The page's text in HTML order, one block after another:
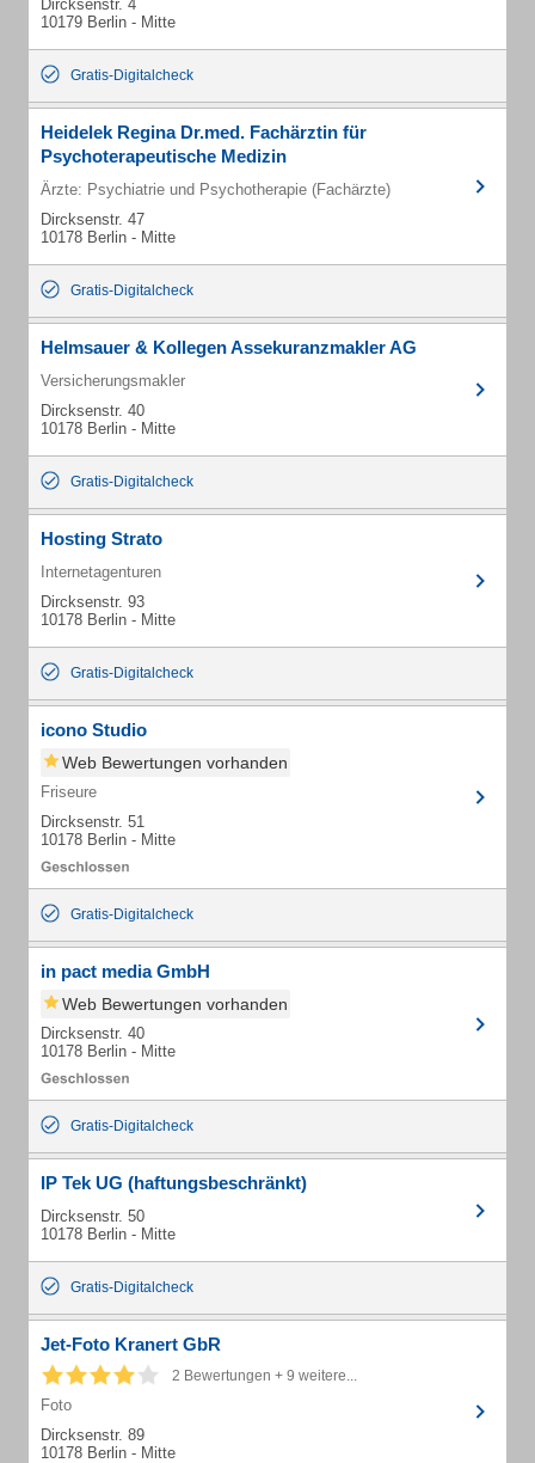
Dircksenstr. 4
10179 Berlin - Mitte
Gratis-Digitalcheck
Heidelek Regina Dr.med. Fachärztin für
Psychoterapeutische Medizin
Ärzte: Psychiatrie und Psychotherapie (Fachärzte)
Dircksenstr. 47
10178 Berlin - Mitte
Gratis-Digitalcheck
Helmsauer & Kollegen Assekuranzmakler AG
Versicherungsmakler
Dircksenstr. 40
10178 Berlin - Mitte
Gratis-Digitalcheck
Hosting Strato
Internetagenturen
Dircksenstr. 93
10178 Berlin - Mitte
Gratis-Digitalcheck
icono Studio
Web Bewertungen vorhanden
Friseure
Dircksenstr. 51
10178 Berlin - Mitte
Gratis-Digitalcheck
in pact media GmbH
Web Bewertungen vorhanden
Dircksenstr. 40
10178 Berlin - Mitte
Gratis-Digitalcheck
IP Tek UG (haftungsbeschränkt)
Dircksenstr. 50
10178 Berlin - Mitte
Gratis-Digitalcheck
Jet-Foto Kranert GbR
2 Bewertungen + 9 weitere...
Foto
Dircksenstr. 89
10178 Berlin - Mitte